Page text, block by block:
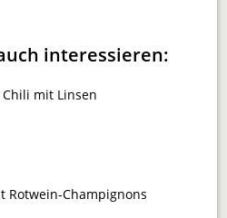
interessieren:
Chili mit Linsen
Rotwein-Champignons